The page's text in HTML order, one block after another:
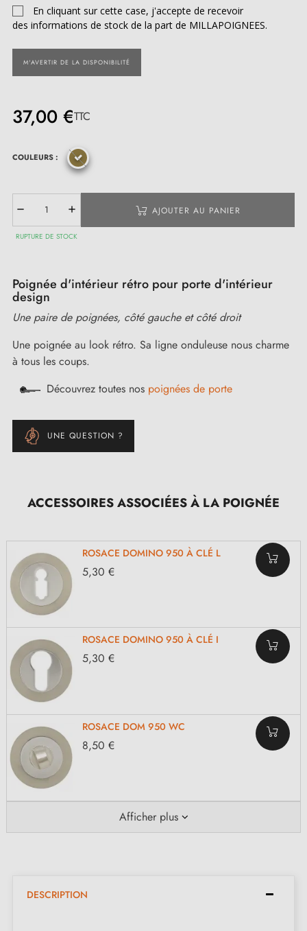
En cliquant sur cette case, j'accepte de recevoir
des informations de stock de la part de MILLAPOIGNEES.
M'AVERTIR DE LA DISPONIBILITÉ
37,00 €TTC
COULEURS :
AJOUTER AU PANIER
RUPTURE DE STOCK
Poignée d'intérieur rétro pour porte d'intérieur
design
Une paire de poignées, côté gauche et côté droit
Une poignée au look rétro. Sa ligne onduleuse nous charme
à tous les coups.
Découvrez toutes nos poignées de porte
UNE QUESTION ?
ACCESSOIRES ASSOCIÉES À LA POIGNÉE
ROSACE DOMINO 950 À CLÉ L
5,30 €
ROSACE DOMINO 950 À CLÉ I
5,30 €
ROSACE DOM 950 WC
8,50 €
Afficher plus
DESCRIPTION